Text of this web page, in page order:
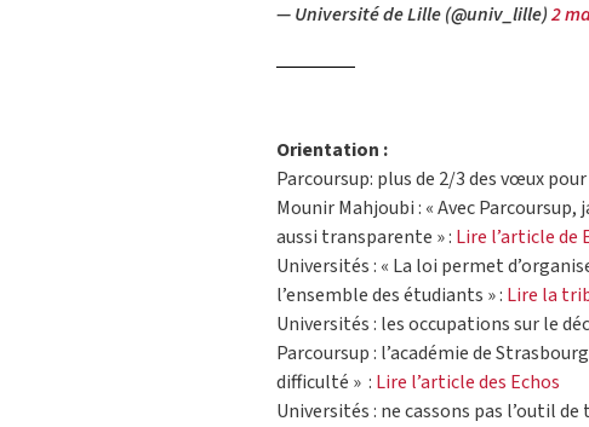
— Université de Lille (@univ_lille)2
Orientation :
Parcoursup: plus de 2/3 des vœux
Mounir Mahjoubi : « Avec
aussi transparente » : Lire l’article de
Universités : « La loi permet
l’ensemble des étudiants » : Lire la
Universités : les occupations sur le
Parcoursup : l’académie de
difficulté » : Lire l’article des Echos
Universités : ne cassons pas l’outil de